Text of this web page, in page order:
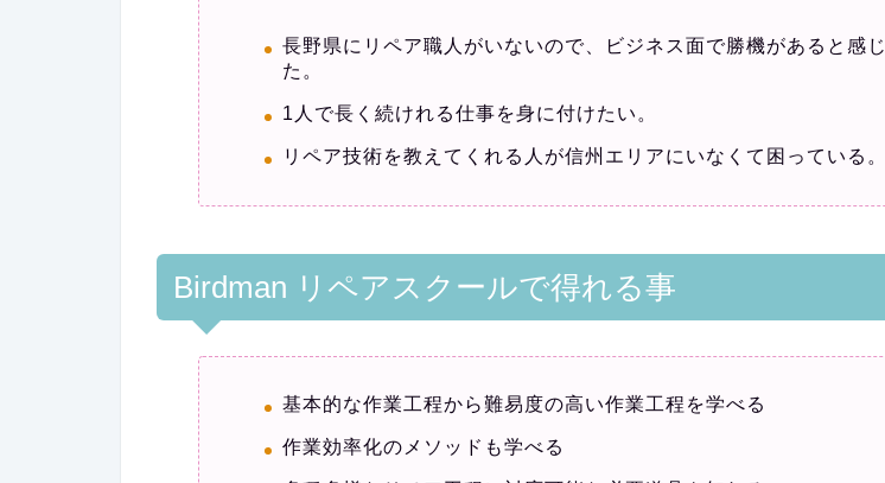
長野県にリペア職人がいないので、ビジネス面で勝機があると感じ
た。
1人で長く続けれる仕事を身に付けたい。
リペア技術を教えてくれる人が信州エリアにいなくて困っている。
Birdman リペアスクールで得れる事
基本的な作業工程から難易度の高い作業工程を学べる
作業効率化のメソッドも学べる